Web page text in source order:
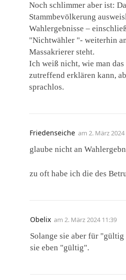
Noch schlimmer aber ist:
Stammbevölkerung
Wahlergebnisse –
"Nichtwähler "- weiterhin
Massakrierer steht.
Ich weiß nicht, wie man
zutreffend erklären kann,
sprachlos.
Friedenseiche am 2. März 2024
glaube nicht an
zu oft habe ich die des
Obelix am 2. März 2024 11:39
Solange sie aber für
sie eben "gültig".